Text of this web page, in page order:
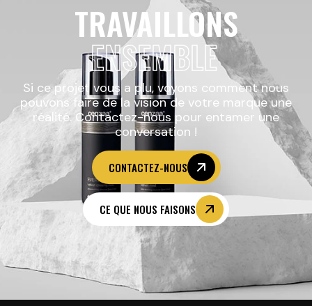
TRAVAILLONS
ENSEMBLE
Si ce projet vous a plu, voyons comment nous
pouvons faire de la vision de votre marque une
réalité. Contactez-nous pour entamer une
conversation !
CONTACTEZ-NOUS
CE QUE NOUS FAISONS